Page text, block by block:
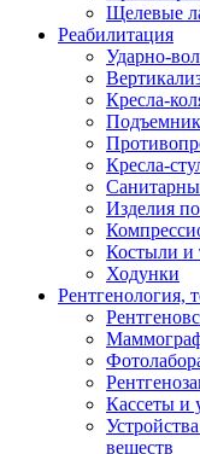
Щелевые
Реабилитация
Ударно-
Кресла-
Кресла-
Изделия
Костыли и
Ходунки
Рентгенология,
Кассеты и
веществ